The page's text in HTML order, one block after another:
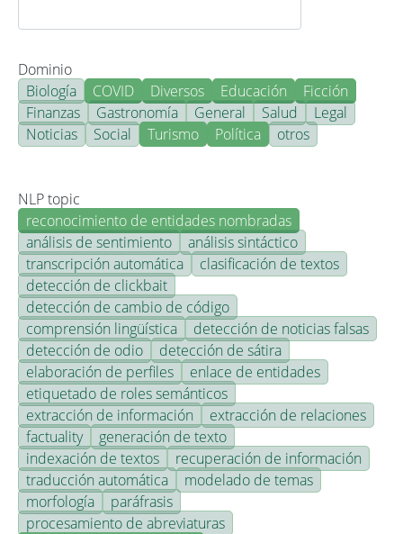
Dominio
Biología
COVID Diversos Educación
Ficción
Finanzas
Gastronomía General Salud
Legal
Noticias
Social Turismo Política otros
NLP topic
reconocimiento de entidades nombradas
análisis de sentimiento
análisis sintáctico
transcripción automática
clasificación de textos
detección de clickbait
detección de cambio de código
comprensión lingüística
detección de noticias falsas
detección de odio
detección de sátira
elaboración de perfiles
enlace de entidades
etiquetado de roles semánticos
extracción de información
extracción de relaciones
factuality
generación de texto
indexación de textos
recuperación de información
traducción automática
modelado de temas
morfología
paráfrasis
procesamiento de abreviaturas